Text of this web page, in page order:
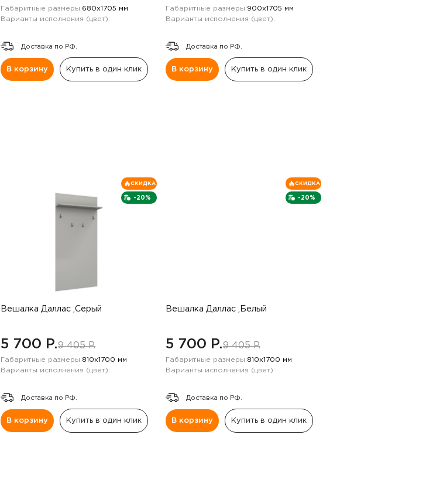
Габаритные размеры:680х1705 мм
Варианты исполнения (цвет):
Доставка по РФ.
В корзину Купить в один клик
Габаритные размеры:900х1705 мм
Варианты исполнения (цвет):
Доставка по РФ.
В корзину Купить в один клик
-20%
СКИДКА
Вешалка Даллас ,Серый
5 700 P.9 405 P.
Габаритные размеры:810х1700 мм
Варианты исполнения (цвет):
Доставка по РФ.
В корзину Купить в один клик
-20%
СКИДКА
Вешалка Даллас ,Белый
5 700 P.9 405 P.
Габаритные размеры:810х1700 мм
Варианты исполнения (цвет):
Доставка по РФ.
В корзину Купить в один клик